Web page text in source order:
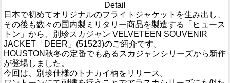
Detail
日本で初めてオリジナルのフライトジャケットを生み出し、
その後も数々の国内製ミリタリー商品を製造する「ヒュース
トン」から、別珍スカジャン VELVETEEN SOUVENIR
JACKET「DEER」(51523)のご紹介です。
HOUSTON秋冬の定番でもあるスカジャンシリーズから新作
が登場しました。
今回は、別珍仕様のトナカイ柄をリリース。